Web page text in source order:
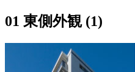
01 東側外観 (1)